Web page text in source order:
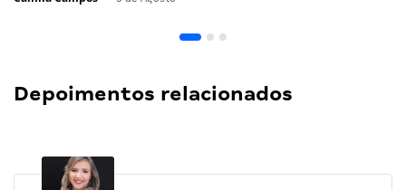
Depoimentos relacionados